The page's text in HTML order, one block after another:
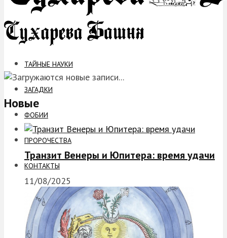
ТАЙНЫЕ НАУКИ
ЗАГАДКИ
ФОБИИ
ПРОРОЧЕСТВА
КОНТАКТЫ
Новые
Транзит Венеры и Юпитера: время удачи
11/08/2025